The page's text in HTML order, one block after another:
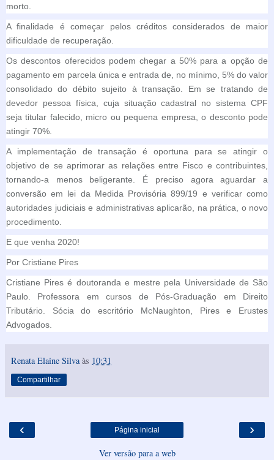
morto.
A finalidade é começar pelos créditos considerados de maior
dificuldade de recuperação.
Os descontos oferecidos podem chegar a 50% para a opção de
pagamento em parcela única e entrada de, no mínimo, 5% do valor
consolidado do débito sujeito à transação. Em se tratando de
devedor pessoa física, cuja situação cadastral no sistema CPF
seja titular falecido, micro ou pequena empresa, o desconto pode
atingir 70%.
A implementação de transação é oportuna para se atingir o
objetivo de se aprimorar as relações entre Fisco e contribuintes,
tornando-a menos beligerante. É preciso agora aguardar a
conversão em lei da Medida Provisória 899/19 e verificar como
autoridades judiciais e administrativas aplicarão, na prática, o novo
procedimento.
E que venha 2020!
Por Cristiane Pires
Cristiane Pires é doutoranda e mestre pela Universidade de São
Paulo. Professora em cursos de Pós-Graduação em Direito
Tributário. Sócia do escritório McNaughton, Pires e Erustes
Advogados.
Renata Elaine Silva às 10:31
Compartilhar
‹ ›
Página inicial
Ver versão para a web